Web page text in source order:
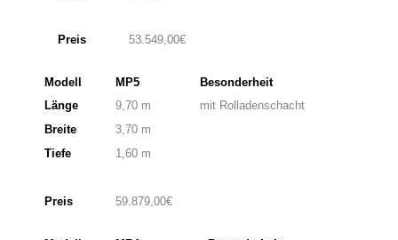
Preis 53.549,00€
Modell MP5
Besonderheit
Länge
9,70 m
mit Rolladenschacht
Breite
3,70 m
Tiefe
1,60 m
Preis 59.879,00€